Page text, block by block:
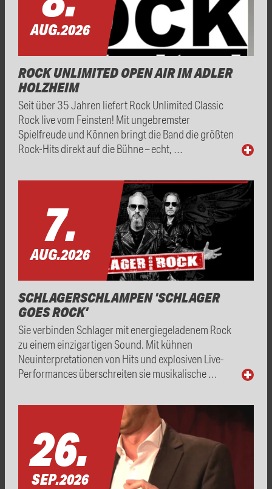
AUG.2026
ROCK UNLIMITED OPEN AIR IM ADLER
HOLZHEIM
Seit über 35 Jahren liefert Rock Unlimited Classic
Rock live vom Feinsten! Mit ungebremster
Spielfreude und Können bringt die Band die größten
Rock-Hits direkt auf die Bühne – echt, …
7.
AUG.2026
SCHLAGERSCHLAMPEN 'SCHLAGER
GOES ROCK'
Sie verbinden Schlager mit energiegeladenem Rock
zu einem einzigartigen Sound. Mit kühnen
Neuinterpretationen von Hits und explosiven Live-
Performances überschreiten sie musikalische …
26.
SEP.2026